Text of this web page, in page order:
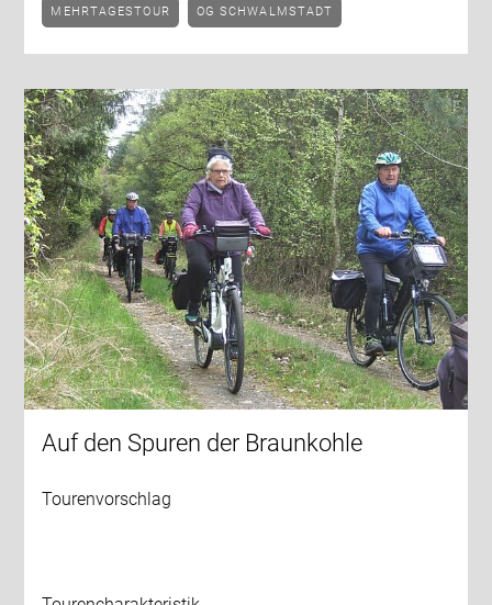
MEHRTAGESTOUR OG SCHWALMSTADT
Auf den Spuren der Braunkohle
Tourenvorschlag